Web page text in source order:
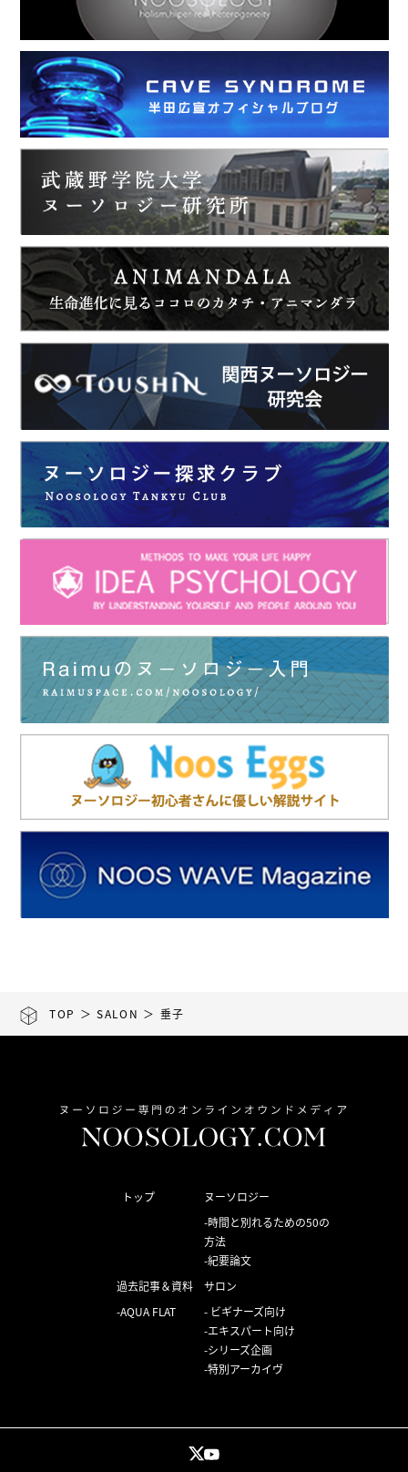
TOP ＞SALON ＞ 垂子
トップ
ヌーソロジー
時間と別れるための50の
方法
紀要論文
過去記事＆資料
AQUA FLAT
サロン
ビギナーズ向け
エキスパート向け
シリーズ企画
特別アーカイヴ